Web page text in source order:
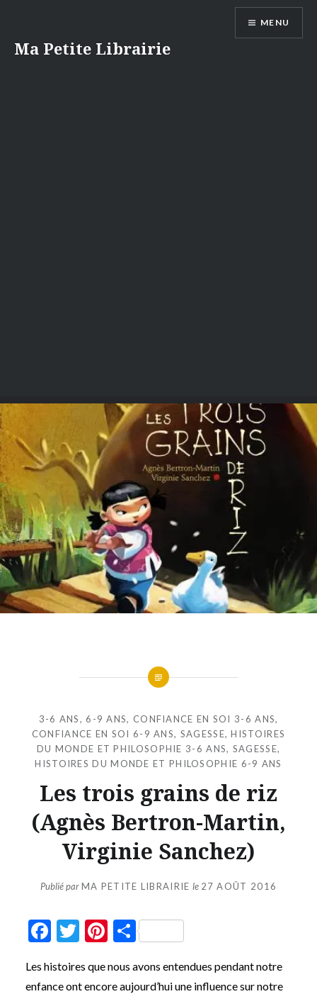
contenu
Ma Petite Librairie
MENU
3-6 ANS,6-9 ANS, CONFIANCE EN SOI 3-6 ANS,
CONFIANCE EN SOI 6-9 ANS, SAGESSE, HISTOIRES
DU MONDE ET PHILOSOPHIE 3-6 ANS, SAGESSE,
HISTOIRES DU MONDE ET PHILOSOPHIE 6-9 ANS
Les trois grains de riz
(Agnès Bertron-Martin,
Virginie Sanchez)
Publié parMA PETITE LIBRAIRIE le 27 AOÛT 2016
Facebook
Twitter
Pinterest
Partager
Les histoires que nous avons entendues pendant notre
enfance ont encore aujourd’hui une influence sur notre